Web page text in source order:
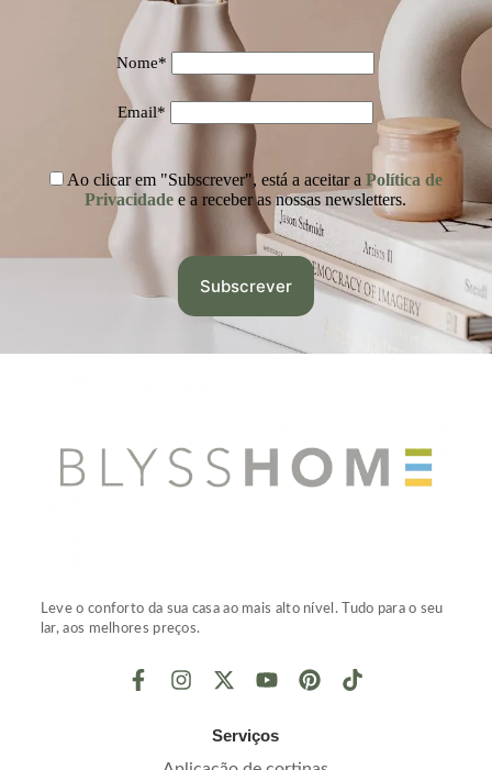
Nome*
Email*
Ao clicar em "Subscrever", está a aceitar a Política de
Privacidade e a receber as nossas newsletters.
Leve o conforto da sua casa ao mais alto nível. Tudo para o seu
lar, aos melhores preços.
Serviços